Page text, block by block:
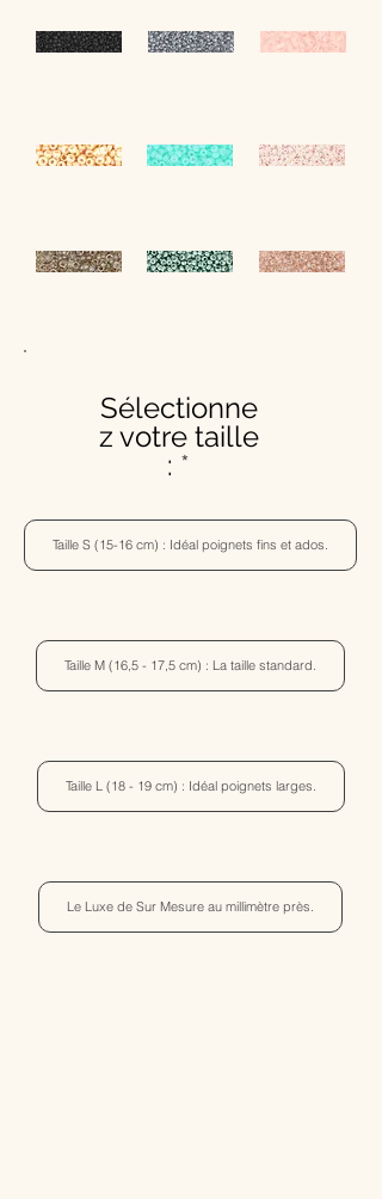
Sélectionne
z votre taille
:
Taille S (15-16 cm) : Idéal poignets fins et ados.
Taille M (16,5 - 17,5 cm) : La taille standard.
Taille L (18 - 19 cm) : Idéal poignets larges.
Le Luxe de Sur Mesure au millimètre près.